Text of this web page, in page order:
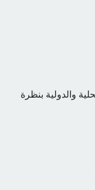
والدولية بنظرة